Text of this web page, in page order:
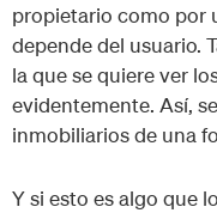
propietario como por
depende del usuario.
la que se quiere ver
evidentemente. Así,
inmobiliarios de una
Y si esto es algo que